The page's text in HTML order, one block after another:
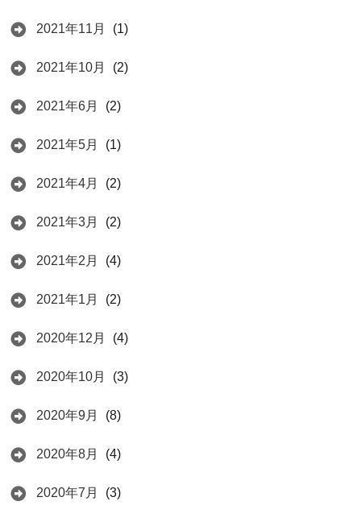
2021年11月 (1)
2021年10月 (2)
2021年6月 (2)
2021年5月 (1)
2021年4月 (2)
2021年3月 (2)
2021年2月 (4)
2021年1月 (2)
2020年12月 (4)
2020年10月 (3)
2020年9月 (8)
2020年8月 (4)
2020年7月 (3)